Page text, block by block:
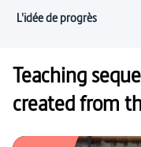
L'idée de progrès
Teaching
created from